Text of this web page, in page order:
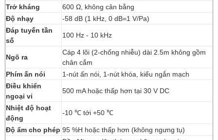
Trở kháng
600 Ω, không cân bằng
Độ nhạy
-58 dB (1 kHz, 0 dB=1 V/Pa)
Đáp tuyến tần
số
100 Hz - 10 kHz
Ngõ ra
Cáp 4 lõi (2-chống nhiễu) dài 2.5m không gồm
chân cắm
Phím ấn nói
1-nút ấn nói, 1-nút khóa, kiểu ngắn mạch
Điều khiển
ngoại vi
500 mA hoặc thấp hơn tại 30 V DC
Nhiệt độ hoạt
động
-10 ℃ tới +50 ℃
Độ ẩm cho phép 95 %H hoặc thấp hơn (không ngưng tụ)